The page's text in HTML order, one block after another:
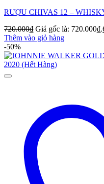
RƯỢU CHIVAS 12 –
720.000₫ Giá gốc là: 720.000₫.
Thêm vào giỏ hàng
-50%